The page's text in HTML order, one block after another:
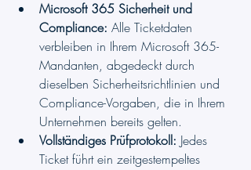
Microsoft 365 Sicherheit und
Compliance: Alle Ticketdaten
verbleiben in Ihrem Microsoft 365-
Mandanten, abgedeckt durch
dieselben Sicherheitsrichtlinien und
Compliance-Vorgaben, die in Ihrem
Unternehmen bereits gelten.
Vollständiges Prüfprotokoll: Jedes
Ticket führt ein zeitgestempeltes